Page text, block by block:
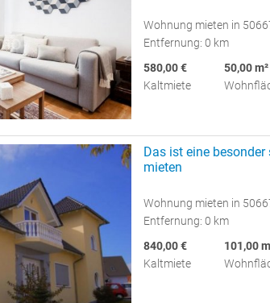
Wohnung mieten in
Entfernung: 0 km
580,00 €
Kaltmiete
50,00 m²
Das ist eine
mieten
Wohnung mieten in
Entfernung: 0 km
840,00 €
Kaltmiete
101,00